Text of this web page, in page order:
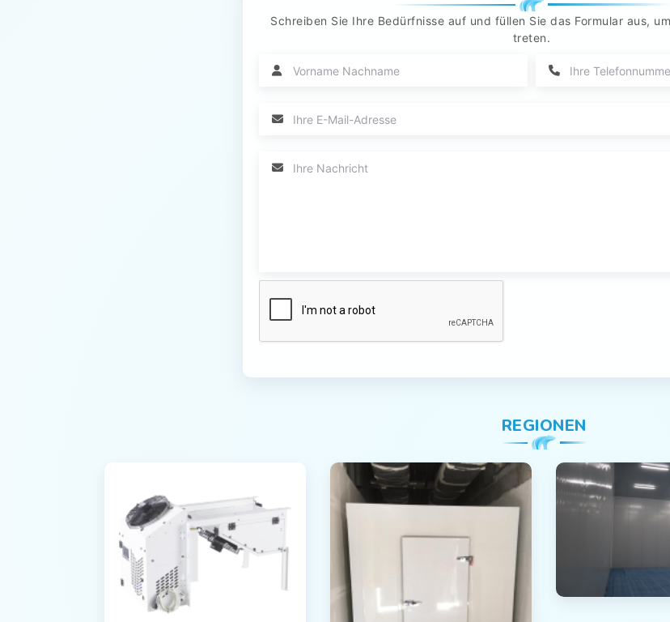
Schreiben Sie Ihre Bedürfnisse auf und füllen Sie das Formular aus,
treten.
REGIONEN